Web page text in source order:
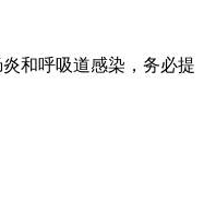
和呼吸道感染，务必提